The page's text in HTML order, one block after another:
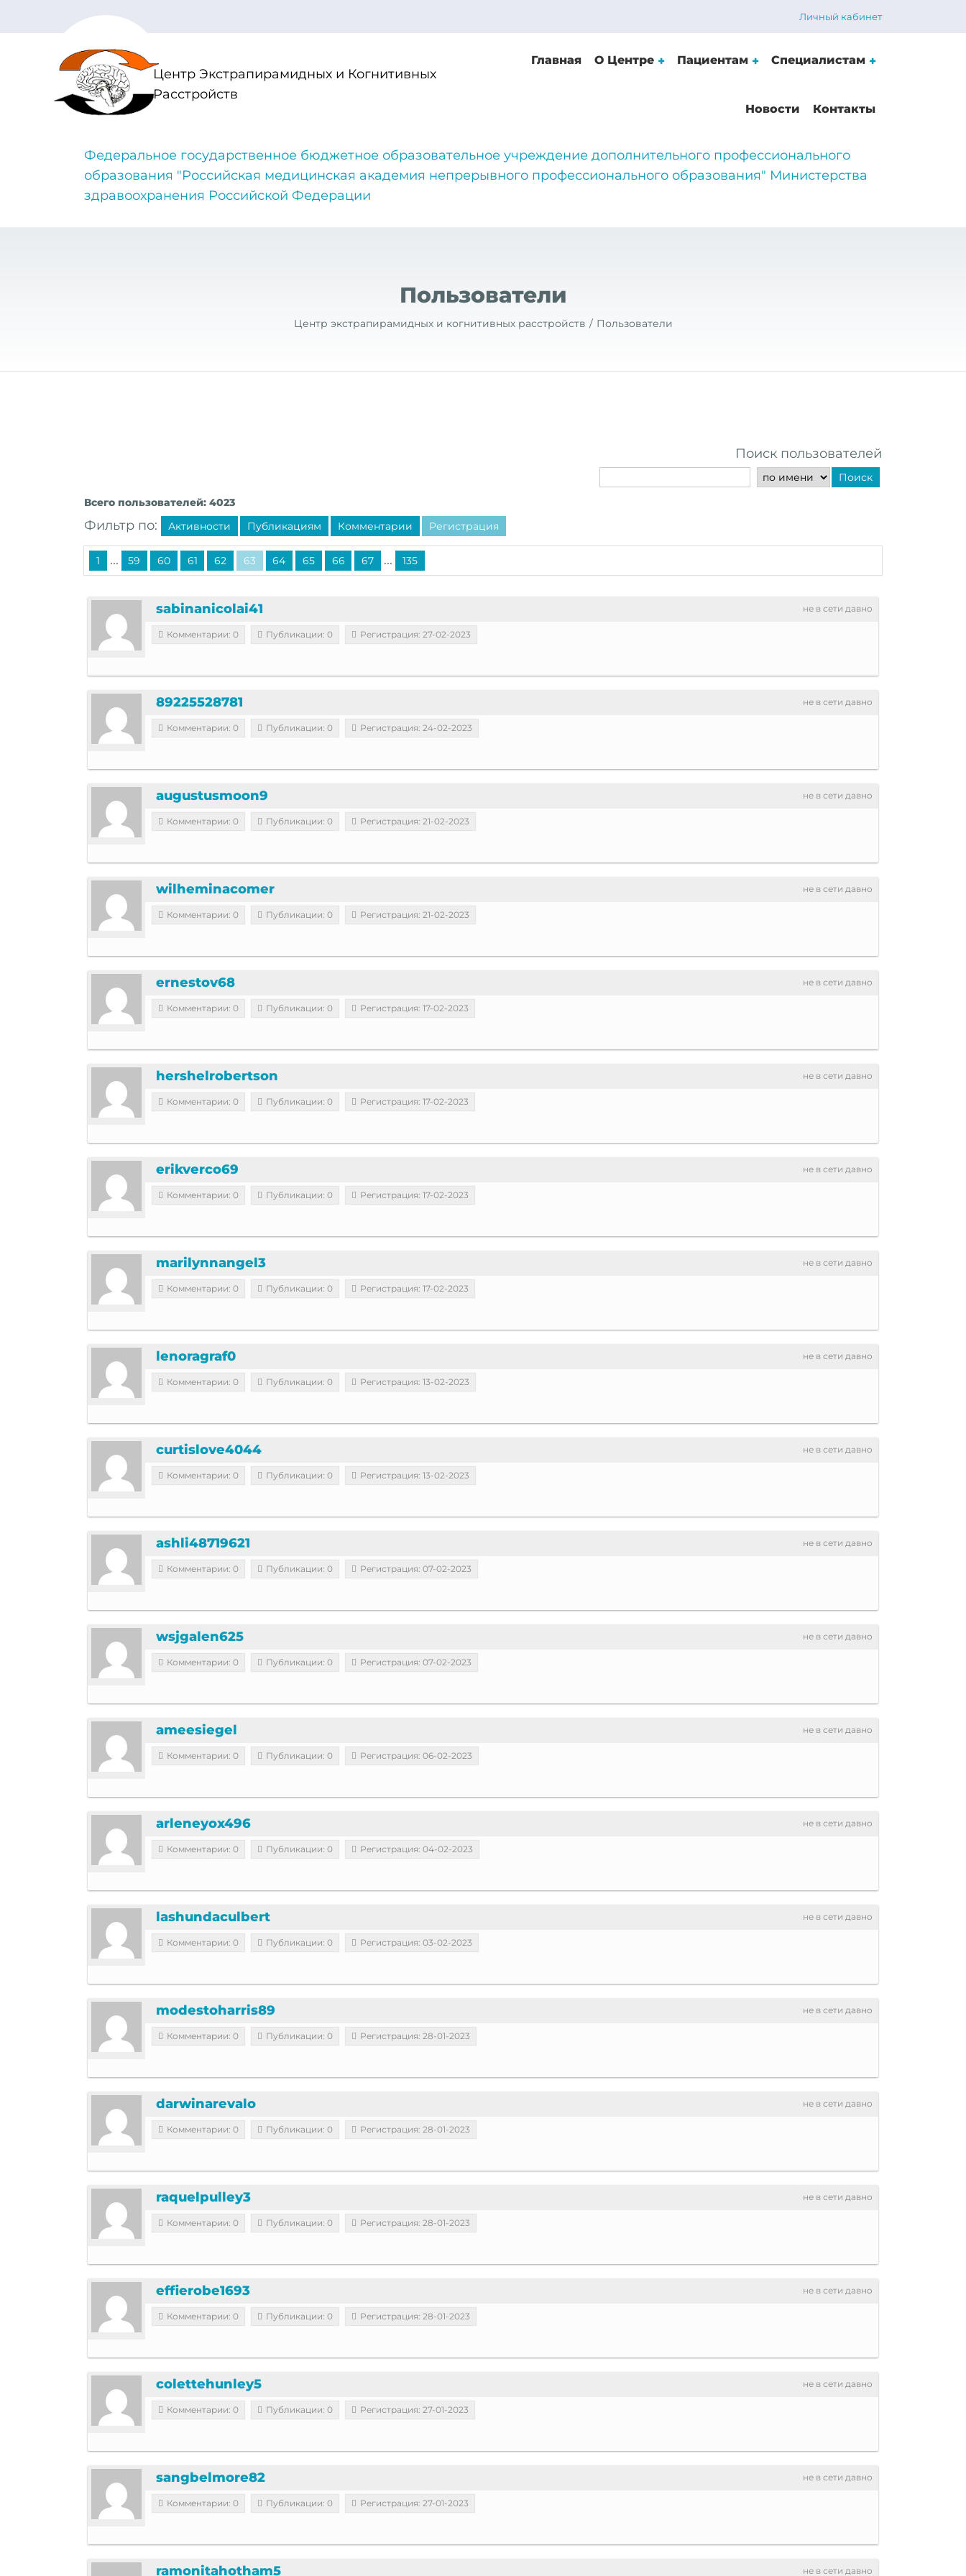
Личный кабинет
Центр Экстрапирамидных и Когнитивных
Расстройств
Главная О Центре Пациентам Специалистам
Новости Контакты
Федеральное государственное бюджетное образовательное учреждение дополнительного профессионального
образования "Российская медицинская академия непрерывного профессионального образования" Министерства
здравоохранения Российской Федерации
Пользователи
Центр экстрапирамидных и когнитивных расстройств Пользователи
Поиск пользователей
Поиск
Всего пользователей: 4023
Фильтр по: Активности Публикациям Комментарии Регистрация
1 ... 59 60 61 62 63 64 65 66 67 ... 135
не в сети давно
sabinanicolai41
Комментарии: 0 Публикации: 0 Регистрация: 27-02-2023
не в сети давно
89225528781
Комментарии: 0 Публикации: 0 Регистрация: 24-02-2023
не в сети давно
augustusmoon9
Комментарии: 0 Публикации: 0 Регистрация: 21-02-2023
не в сети давно
wilheminacomer
Комментарии: 0 Публикации: 0 Регистрация: 21-02-2023
не в сети давно
ernestov68
Комментарии: 0 Публикации: 0 Регистрация: 17-02-2023
не в сети давно
hershelrobertson
Комментарии: 0 Публикации: 0 Регистрация: 17-02-2023
не в сети давно
erikverco69
Комментарии: 0 Публикации: 0 Регистрация: 17-02-2023
не в сети давно
marilynnangel3
Комментарии: 0 Публикации: 0 Регистрация: 17-02-2023
не в сети давно
lenoragraf0
Комментарии: 0 Публикации: 0 Регистрация: 13-02-2023
не в сети давно
curtislove4044
Комментарии: 0 Публикации: 0 Регистрация: 13-02-2023
не в сети давно
ashli48719621
Комментарии: 0 Публикации: 0 Регистрация: 07-02-2023
не в сети давно
wsjgalen625
Комментарии: 0 Публикации: 0 Регистрация: 07-02-2023
не в сети давно
ameesiegel
Комментарии: 0 Публикации: 0 Регистрация: 06-02-2023
не в сети давно
arleneyox496
Комментарии: 0 Публикации: 0 Регистрация: 04-02-2023
не в сети давно
lashundaculbert
Комментарии: 0 Публикации: 0 Регистрация: 03-02-2023
не в сети давно
modestoharris89
Комментарии: 0 Публикации: 0 Регистрация: 28-01-2023
не в сети давно
darwinarevalo
Комментарии: 0 Публикации: 0 Регистрация: 28-01-2023
не в сети давно
raquelpulley3
Комментарии: 0 Публикации: 0 Регистрация: 28-01-2023
не в сети давно
effierobe1693
Комментарии: 0 Публикации: 0 Регистрация: 28-01-2023
не в сети давно
colettehunley5
Комментарии: 0 Публикации: 0 Регистрация: 27-01-2023
не в сети давно
sangbelmore82
Комментарии: 0 Публикации: 0 Регистрация: 27-01-2023
не в сети давно
ramonitahotham5